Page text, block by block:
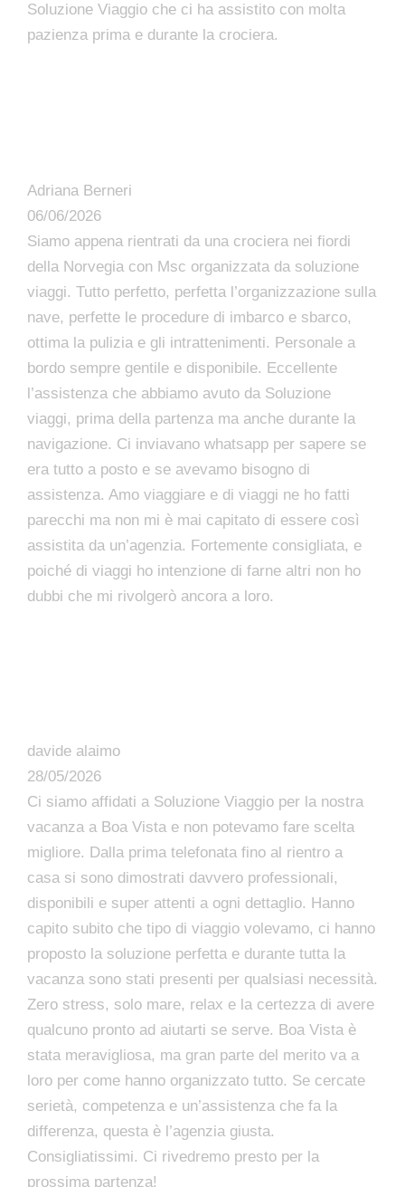
Soluzione Viaggio che ci ha assistito con molta
pazienza prima e durante la crociera.
Adriana Berneri
06/06/2026
Siamo appena rientrati da una crociera nei fiordi
della Norvegia con Msc organizzata da soluzione
viaggi. Tutto perfetto, perfetta l’organizzazione sulla
nave, perfette le procedure di imbarco e sbarco,
ottima la pulizia e gli intrattenimenti. Personale a
bordo sempre gentile e disponibile. Eccellente
l’assistenza che abbiamo avuto da Soluzione
viaggi, prima della partenza ma anche durante la
navigazione. Ci inviavano whatsapp per sapere se
era tutto a posto e se avevamo bisogno di
assistenza. Amo viaggiare e di viaggi ne ho fatti
parecchi ma non mi è mai capitato di essere così
assistita da un’agenzia. Fortemente consigliata, e
poiché di viaggi ho intenzione di farne altri non ho
dubbi che mi rivolgerò ancora a loro.
davide alaimo
28/05/2026
Ci siamo affidati a Soluzione Viaggio per la nostra
vacanza a Boa Vista e non potevamo fare scelta
migliore. Dalla prima telefonata fino al rientro a
casa si sono dimostrati davvero professionali,
disponibili e super attenti a ogni dettaglio. Hanno
capito subito che tipo di viaggio volevamo, ci hanno
proposto la soluzione perfetta e durante tutta la
vacanza sono stati presenti per qualsiasi necessità.
Zero stress, solo mare, relax e la certezza di avere
qualcuno pronto ad aiutarti se serve. Boa Vista è
stata meravigliosa, ma gran parte del merito va a
loro per come hanno organizzato tutto. Se cercate
serietà, competenza e un’assistenza che fa la
differenza, questa è l’agenzia giusta.
Consigliatissimi. Ci rivedremo presto per la
prossima partenza!